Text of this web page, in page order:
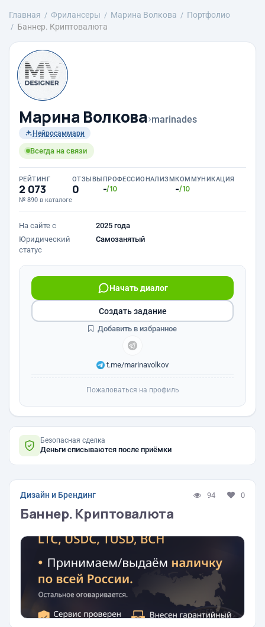
Главная Фрилансеры Марина Волкова
Портфолио
Баннер. Криптовалюта
Марина Волкова›marinades
Нейросаммари
Всегда на связи
РЕЙТИНГ
2 073
№ 890 в каталоге
ОТЗЫВЫ
0
ПРОФЕССИОНАЛИЗМ
-/10
КОММУНИКАЦИЯ
-/10
На сайте с
2025 года
Юридический
статус
Самозанятый
Начать диалог
t.me/marinavolkov
Создать задание
Добавить в избранное
Пожаловаться на профиль
Безопасная сделка
Деньги списываются после приёмки
Дизайн и Брендинг 94 0
Баннер. Криптовалюта